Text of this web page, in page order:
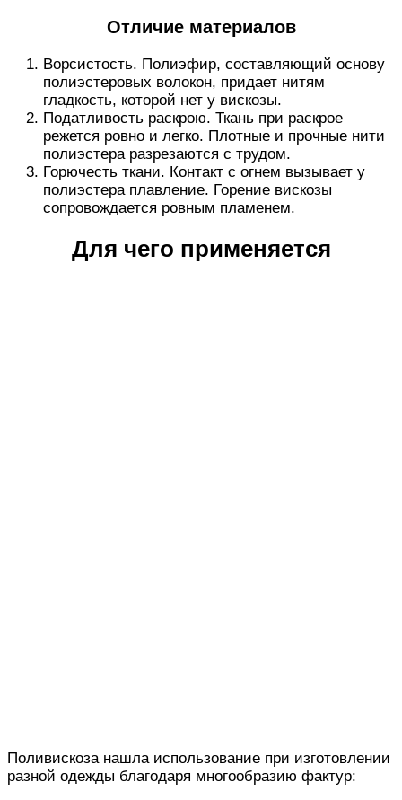
Отличие материалов
Ворсистость. Полиэфир, составляющий основу
полиэстеровых волокон, придает нитям
гладкость, которой нет у вискозы.
Податливость раскрою. Ткань при раскрое
режется ровно и легко. Плотные и прочные нити
полиэстера разрезаются с трудом.
Горючесть ткани. Контакт с огнем вызывает у
полиэстера плавление. Горение вискозы
сопровождается ровным пламенем.
Для чего применяется
Поливискоза нашла использование при изготовлении
разной одежды благодаря многообразию фактур: